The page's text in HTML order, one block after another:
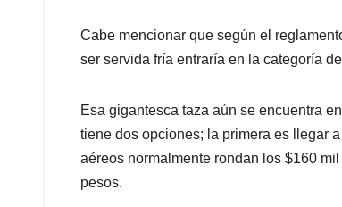
Cabe mencionar que según el
ser servida fría entraría en la categoría
Esa gigantesca taza aún se encuentra
tiene dos opciones; la primera es llegar
aéreos normalmente rondan los $160
pesos.